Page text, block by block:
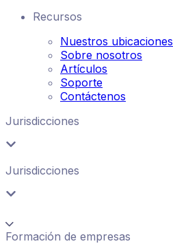
Recursos
Nuestros ubicaciones
Sobre nosotros
Artículos
Soporte
Contáctenos
Jurisdicciones
Jurisdicciones
Formación de empresas